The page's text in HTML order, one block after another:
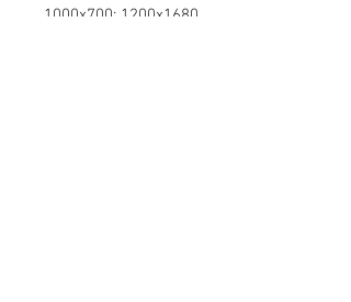
1000х700; 1200х1680